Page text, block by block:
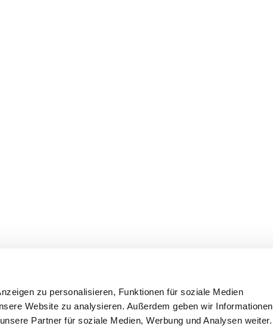
zu personalisieren, Funktionen für soziale Medien
Website zu analysieren. Außerdem geben wir Informationen
Partner für soziale Medien, Werbung und Analysen weiter.